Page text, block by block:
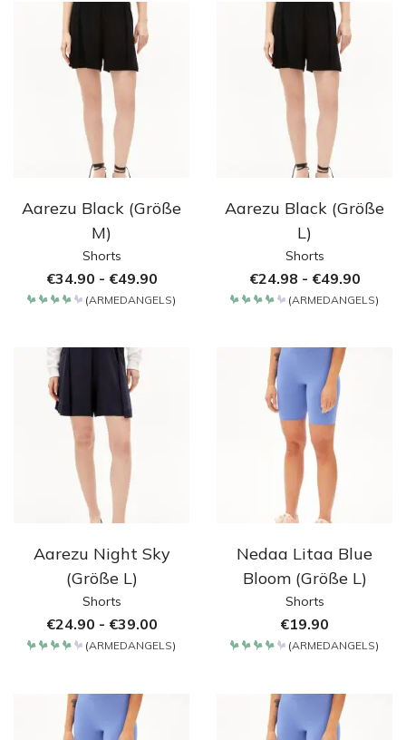
Aarezu Black (Größe
M)
Shorts
€34.90 - €49.90
(ARMEDANGELS)
Aarezu Black (Größe
L)
Shorts
€24.98 - €49.90
(ARMEDANGELS)
Aarezu Night Sky
(Größe L)
Shorts
€24.90 - €39.00
(ARMEDANGELS)
Nedaa Litaa Blue
Bloom (Größe L)
Shorts
€19.90
(ARMEDANGELS)